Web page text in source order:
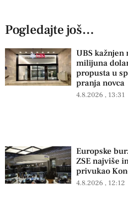
Pogledajte još...
UBS kažnjen
milijuna
propusta u
pranja novca
4.8.2026 13:31
Europske
ZSE najviše
privukao
4.8.2026 12:12